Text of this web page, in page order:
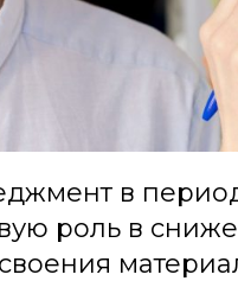
в
роль в